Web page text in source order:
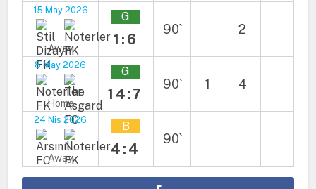
15 May 2026
Away
G
1:6
90` 2
8 May 2026
Home
G
14:7
90` 1 4
24 Nis 2026
Away
B
4:4
90`